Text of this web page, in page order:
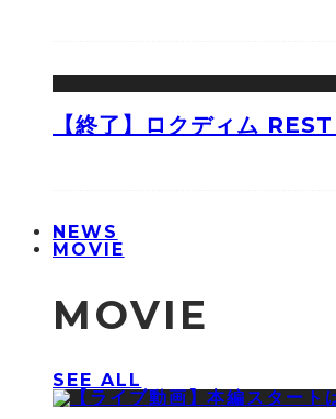
【終了】ロクディム
NEWS
MOVIE
MOVIE
SEE ALL